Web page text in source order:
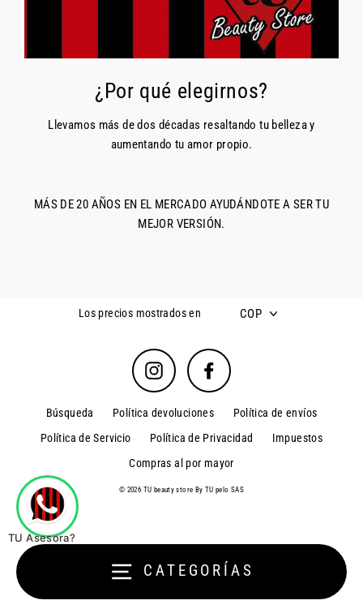
CATEGORÍAS
¿Por qué elegirnos?
Llevamos más de dos décadas resaltando tu belleza y
aumentando tu amor propio.
MÁS DE 20 AÑOS EN EL MERCADO AYUDÁNDOTE A SER TU
MEJOR VERSIÓN.
Los precios mostrados en COP
Instagram Facebook
Búsqueda Política devoluciones
Política de envíos
Política de Servicio
Política de Privacidad
Impuestos
Compras al por mayor
© 2026 TU beauty store By TU pelo SAS
TU Asesora?